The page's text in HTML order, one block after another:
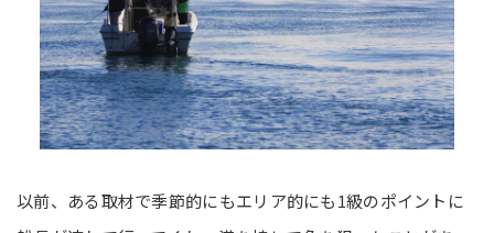
以前、ある取材で季節的にもエリア的にも1級のポイントに